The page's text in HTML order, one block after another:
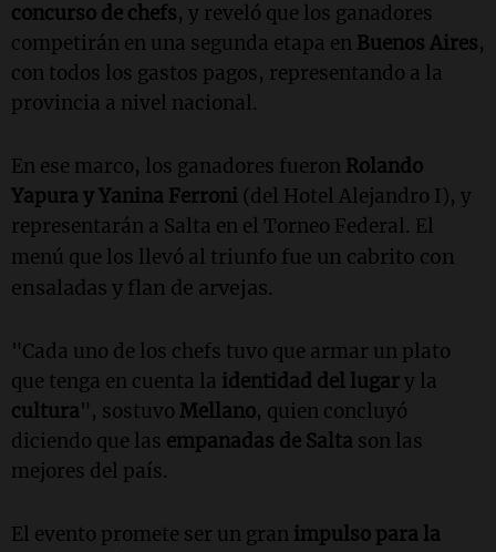
concurso de chefs, y reveló que los ganadores
competirán en una segunda etapa en Buenos Aires,
con todos los gastos pagos, representando a la
provincia a nivel nacional.
En ese marco, los ganadores fueron Rolando
Yapura y Yanina Ferroni (del Hotel Alejandro I), y
representarán a Salta en el Torneo Federal. El
menú que los llevó al triunfo fue un cabrito con
ensaladas y flan de arvejas.
"Cada uno de los chefs tuvo que armar un plato
que tenga en cuenta la identidad del lugary la
cultura", sostuvo Mellano, quien concluyó
diciendo que las empanadas de Salta son las
mejores del país.
El evento promete ser un gran impulso para la